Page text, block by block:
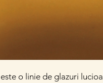
este o linie de glazuri